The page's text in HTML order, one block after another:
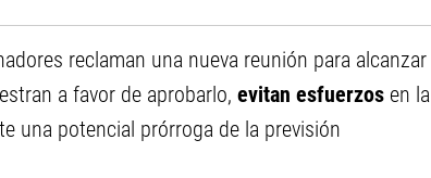
reclaman una nueva reunión para alcanzar
a favor de aprobarlo, evitan esfuerzos en la
una potencial prórroga de la previsión